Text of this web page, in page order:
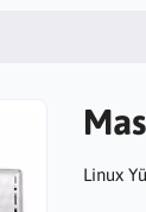
Linux